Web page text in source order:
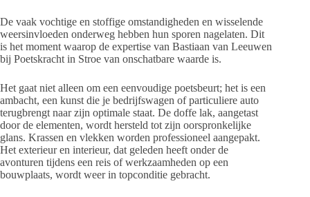
De vaak vochtige en stoffige omstandigheden en wisselende
weersinvloeden onderweg hebben hun sporen nagelaten. Dit
is het moment waarop de expertise van Bastiaan van Leeuwen
bij Poetskracht in Stroe van onschatbare waarde is.
Het gaat niet alleen om een eenvoudige poetsbeurt; het is een
ambacht, een kunst die je bedrijfswagen of particuliere auto
terugbrengt naar zijn optimale staat. De doffe lak, aangetast
door de elementen, wordt hersteld tot zijn oorspronkelijke
glans. Krassen en vlekken worden professioneel aangepakt.
Het exterieur en interieur, dat geleden heeft onder de
avonturen tijdens een reis of werkzaamheden op een
bouwplaats, wordt weer in topconditie gebracht.